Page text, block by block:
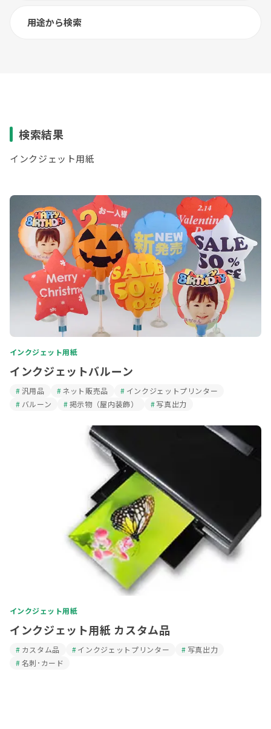
用途から検索
検索結果
インクジェット用紙
インクジェット用紙
インクジェットバルーン
汎用品 ネット販売品
インクジェットプリンター
バルーン
掲示物（屋内装飾） 写真出力
インクジェット用紙
インクジェット用紙 カスタム品
カスタム品 インクジェットプリンター
写真出力
名刺･カード